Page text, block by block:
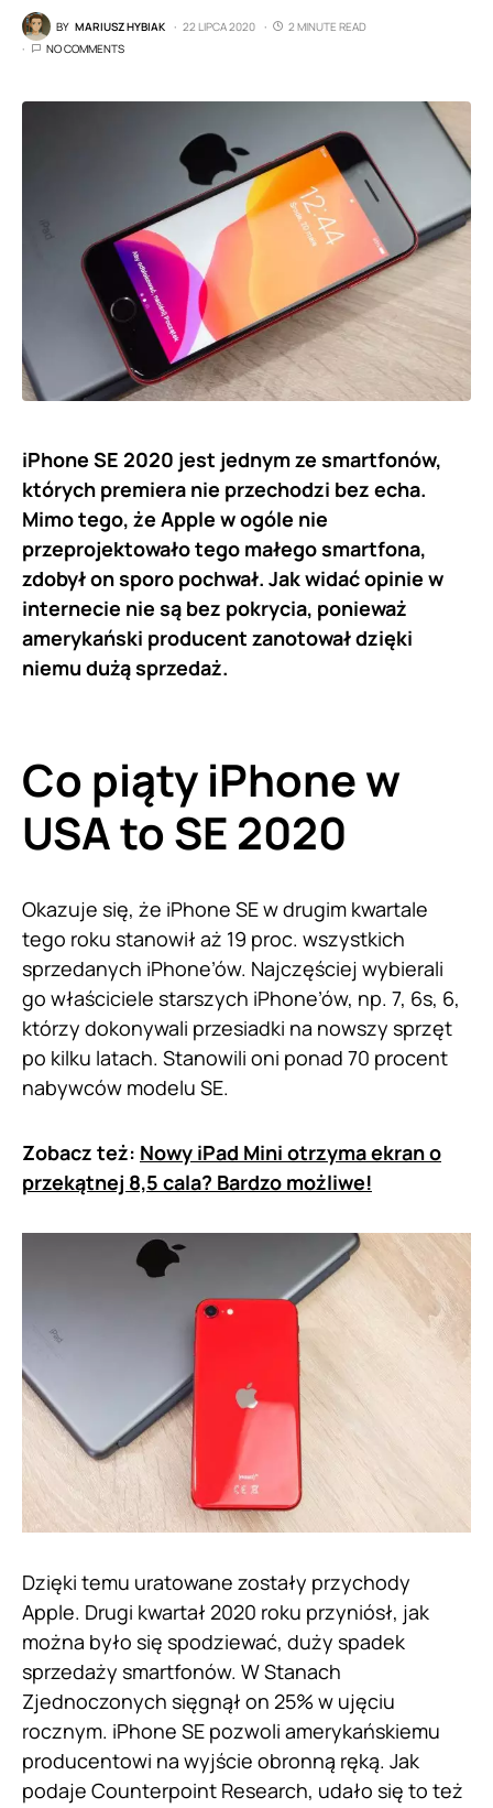
BY MARIUSZ HYBIAK 22 LIPCA 2020
2 MINUTE READ
NO COMMENTS
iPhone SE 2020 jest jednym ze smartfonów,
których premiera nie przechodzi bez echa.
Mimo tego, że Apple w ogóle nie
przeprojektowało tego małego smartfona,
zdobył on sporo pochwał. Jak widać opinie w
internecie nie są bez pokrycia, ponieważ
amerykański producent zanotował dzięki
niemu dużą sprzedaż.
Co piąty iPhone w
USA to SE 2020
Okazuje się, że iPhone SE w drugim kwartale
tego roku stanowił aż 19 proc. wszystkich
sprzedanych iPhone’ów. Najczęściej wybierali
go właściciele starszych iPhone’ów, np. 7, 6s, 6,
którzy dokonywali przesiadki na nowszy sprzęt
po kilku latach. Stanowili oni ponad 70 procent
nabywców modelu SE.
Zobacz też: Nowy iPad Mini otrzyma ekran o
przekątnej 8,5 cala? Bardzo możliwe!
Dzięki temu uratowane zostały przychody
Apple. Drugi kwartał 2020 roku przyniósł, jak
można było się spodziewać, duży spadek
sprzedaży smartfonów. W Stanach
Zjednoczonych sięgnął on 25% w ujęciu
rocznym. iPhone SE pozwoli amerykańskiemu
producentowi na wyjście obronną ręką. Jak
podaje Counterpoint Research, udało się to też